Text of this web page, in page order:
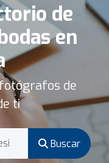
de
en
de
ti
Buscar